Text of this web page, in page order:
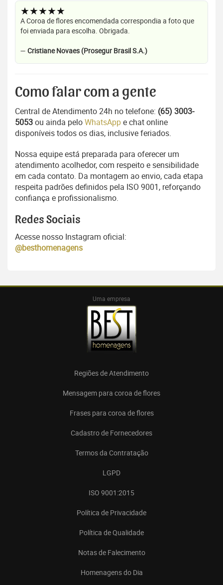
★★★★★
A Coroa de flores encomendada correspondia a foto que
foi enviada para escolha. Obrigada.
— Cristiane Novaes (Prosegur Brasil S.A.)
Como falar com a gente
Central de Atendimento 24h no telefone: (65) 3003-
5053ou ainda peloWhatsAppe chat online
disponíveis todos os dias, inclusive feriados.
Nossa equipe está preparada para oferecer um
atendimento acolhedor, com respeito e sensibilidade
em cada contato. Da montagem ao envio, cada etapa
respeita padrões definidos pela ISO 9001, reforçando
confiança e profissionalismo.
Redes Sociais
Acesse nosso Instagram oficial:
@besthomenagens
Uma empresa
Regiões de Atendimento
Mensagem para coroa de flores
Frases para coroa de flores
Cadastro de Fornecedores
Termos da Contratação
LGPD
ISO 9001:2015
Política de Privacidade
Política de Qualidade
Notas de Falecimento
Homenagens do Dia